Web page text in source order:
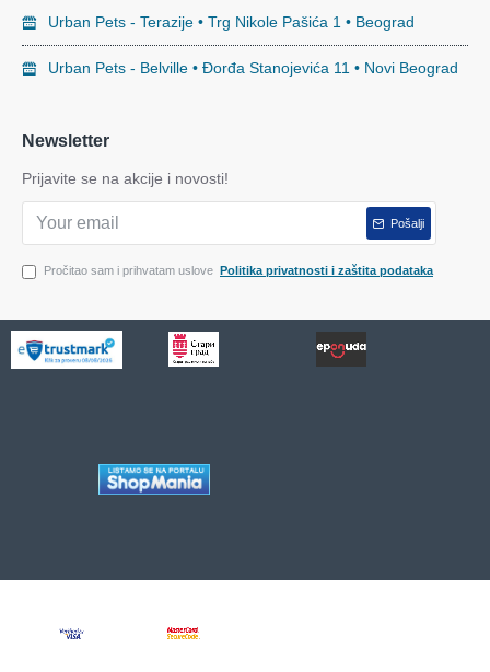
Urban Pets - Terazije • Trg Nikole Pašića 1 • Beograd
Urban Pets - Belville • Đorđa Stanojevića 11 • Novi Beograd
Newsletter
Prijavite se na akcije i novosti!
Pošalji
Pročitao sam i prihvatam uslove Politika privatnosti i zaštita podataka